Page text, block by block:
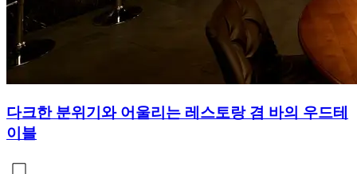
다크한 분위기와 어울리는 레스토랑 겸 바의 우드테
이블